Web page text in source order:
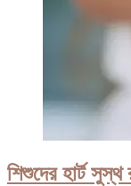
শিশুদের হার্ট সুস্থ